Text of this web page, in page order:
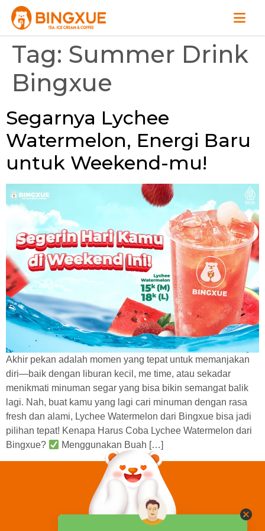
Tag: Summer Drink
Bingxue
Segarnya Lychee
Watermelon, Energi Baru
untuk Weekend-mu!
Akhir pekan adalah momen yang tepat untuk memanjakan
diri—baik dengan liburan kecil, me time, atau sekadar
menikmati minuman segar yang bisa bikin semangat balik
lagi. Nah, buat kamu yang lagi cari minuman dengan rasa
fresh dan alami, Lychee Watermelon dari Bingxue bisa jadi
pilihan tepat! Kenapa Harus Coba Lychee Watermelon dari
Bingxue?
Menggunakan Buah […]